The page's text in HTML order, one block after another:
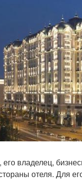
владелец,
отеля. Для